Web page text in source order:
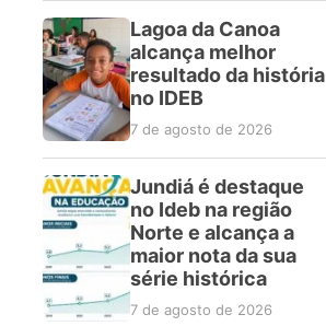
Lagoa da Canoa
alcança melhor
resultado da história
no IDEB
7 de agosto de 2026
Jundiá é destaque
no Ideb na região
Norte e alcança a
maior nota da sua
série histórica
7 de agosto de 2026